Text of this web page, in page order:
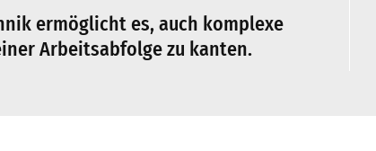
ermöglicht es, auch komplexe
Arbeitsabfolge zu kanten.